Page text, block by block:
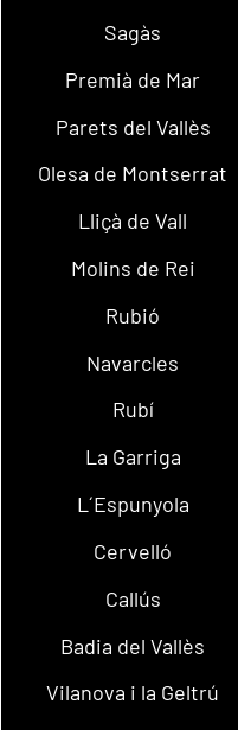
Sagàs
Premià de Mar
Parets del Vallès
Olesa de Montserrat
Lliçà de Vall
Molins de Rei
Rubió
Navarcles
Rubí
La Garriga
L´Espunyola
Cervelló
Callús
Badia del Vallès
Vilanova i la Geltrú